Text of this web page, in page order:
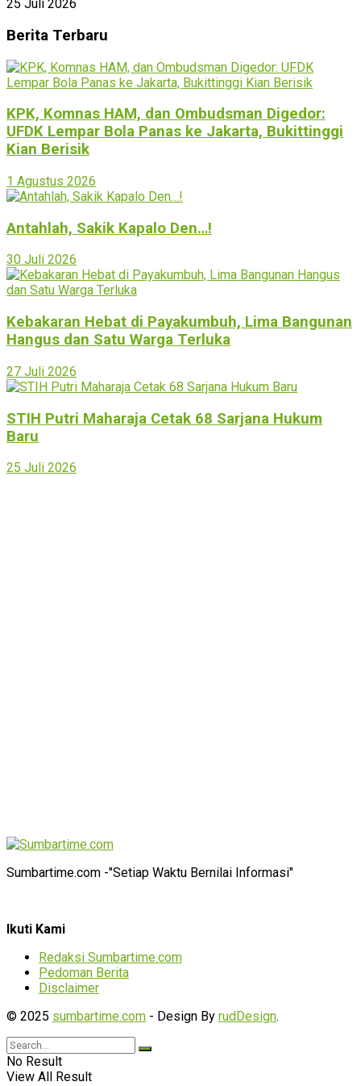
25 Juli 2026
Berita Terbaru
KPK, Komnas HAM, dan Ombudsman Digedor:
UFDK Lempar Bola Panas ke Jakarta, Bukittinggi
Kian Berisik
1 Agustus 2026
Antahlah, Sakik Kapalo Den…!
30 Juli 2026
Kebakaran Hebat di Payakumbuh, Lima Bangunan
Hangus dan Satu Warga Terluka
27 Juli 2026
STIH Putri Maharaja Cetak 68 Sarjana Hukum
Baru
25 Juli 2026
Sumbartime.com -"Setiap Waktu Bernilai Informasi"
Ikuti Kami
Redaksi Sumbartime.com
Pedoman Berita
Disclaimer
© 2025 sumbartime.com - Design By rudDesign.
No Result
View All Result